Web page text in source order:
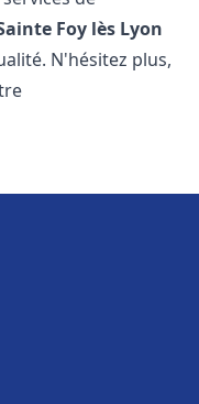
Foy lès Lyon
N'hésitez plus,